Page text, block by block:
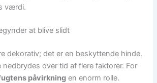
værdi.
at blive slidt
dekorativ; det er en beskyttende hinde.
nedbrydes over tid af flere faktorer. For
påvirkning en enorm rolle.